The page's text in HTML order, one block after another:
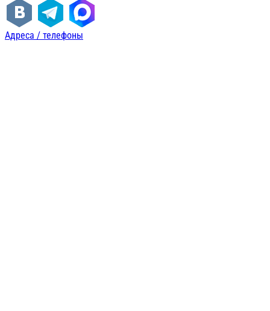
Адреса / телефоны